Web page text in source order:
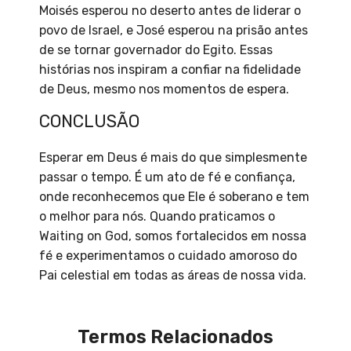
Moisés esperou no deserto antes de liderar o
povo de Israel, e José esperou na prisão antes
de se tornar governador do Egito. Essas
histórias nos inspiram a confiar na fidelidade
de Deus, mesmo nos momentos de espera.
CONCLUSÃO
Esperar em Deus é mais do que simplesmente
passar o tempo. É um ato de fé e confiança,
onde reconhecemos que Ele é soberano e tem
o melhor para nós. Quando praticamos o
Waiting on God, somos fortalecidos em nossa
fé e experimentamos o cuidado amoroso do
Pai celestial em todas as áreas de nossa vida.
Termos Relacionados